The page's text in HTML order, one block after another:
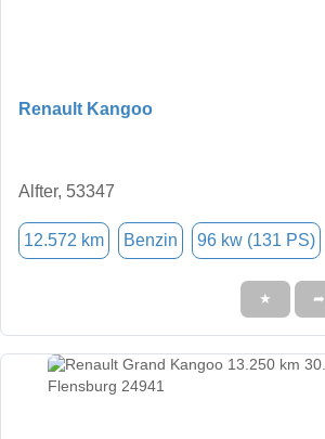
Renault Kangoo
Alfter, 53347
12.572 km Benzin 96 kw (131 PS)
★ ➦